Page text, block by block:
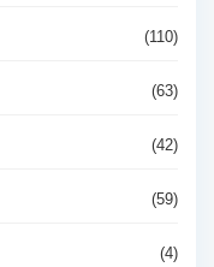
(110)
(63)
(42)
(59)
(4)